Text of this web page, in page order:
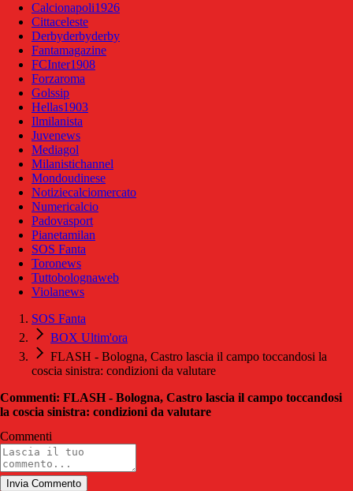
Calcionapoli1926
Cittaceleste
Derbyderbyderby
Fantamagazine
FCInter1908
Forzaroma
Golssip
Hellas1903
Ilmilanista
Juvenews
Mediagol
Milanistichannel
Mondoudinese
Notiziecalciomercato
Numericalcio
Padovasport
Pianetamilan
SOS Fanta
Toronews
Tuttobolognaweb
Violanews
SOS Fanta
BOX Ultim'ora
FLASH - Bologna, Castro lascia il campo toccandosi la
coscia sinistra: condizioni da valutare
Commenti: FLASH - Bologna, Castro lascia il campo toccandosi
la coscia sinistra: condizioni da valutare
Commenti
Invia Commento